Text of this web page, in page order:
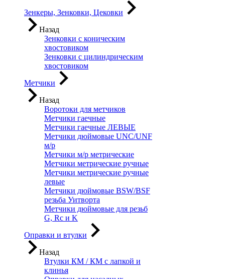
Зенкеры, Зенковки, Цековки
Назад
Зенковки с коническим
хвостовиком
Зенковки с цилиндрическим
хвостовиком
Метчики
Назад
Воротоки для метчиков
Метчики гаечные
Метчики гаечные ЛЕВЫЕ
Метчики дюймовые UNC/UNF
м/р
Метчики м/р метрические
Метчики метрические ручные
Метчики метрические ручные
левые
Метчики дюймовые BSW/BSF
резьба Уитворта
Метчики дюймовые для резьб
G, Rc и K
Оправки и втулки
Назад
Втулки КМ / КМ с лапкой и
клинья